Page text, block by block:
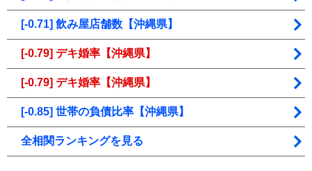
[-0.71] 飲み屋店舗数【沖縄県】
[-0.79] デキ婚率【沖縄県】
[-0.79] デキ婚率【沖縄県】
[-0.85] 世帯の負債比率【沖縄県】
全相関ランキングを見る